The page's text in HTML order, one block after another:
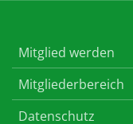
Mitglied werden
Mitgliederbereich
Datenschutz